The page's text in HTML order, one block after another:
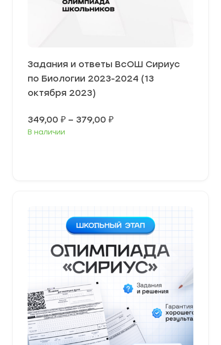
Задания и ответы ВсОШ Сириус
по Биологии 2023-2024 (13
октября 2023)
349,00 ₽ – 379,00 ₽Диапазон
В наличии